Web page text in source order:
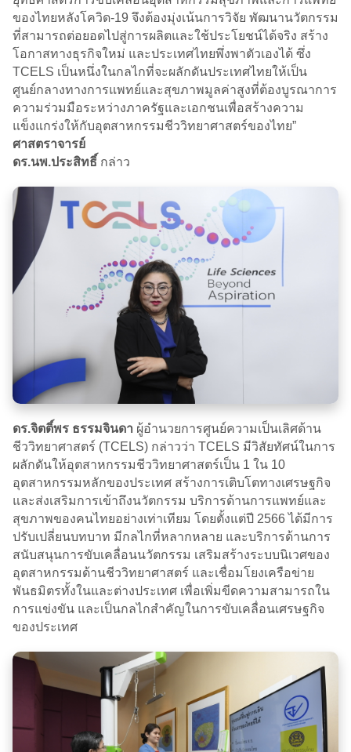
ของไทยหลังโควิด-19 จึงต้องมุ่งเน้นการวิจัย พัฒนานวัตกรรม
ที่สามารถต่อยอดไปสู่การผลิตและใช้ประโยชน์ได้จริง สร้าง
โอกาสทางธุรกิจใหม่ และประเทศไทยพึ่งพาตัวเองได้ ซึ่ง
TCELS เป็นหนึ่งในกลไกที่จะผลักดันประเทศไทยให้เป็น
ศูนย์กลางทางการแพทย์และสุขภาพมูลค่าสูงที่ต้องบูรณาการ
ความร่วมมือระหว่างภาครัฐและเอกชนเพื่อสร้างความ
แข็งแกร่งให้กับอุตสาหกรรมชีววิทยาศาสตร์ของไทย”
ศาสตราจารย์
ดร.นพ.ประสิทธิ์ กล่าว
ดร.จิตติ์พร ธรรมจินดา ผู้อำนวยการศูนย์ความเป็นเลิศด้าน
ชีววิทยาศาสตร์ (TCELS) กล่าวว่า TCELS มีวิสัยทัศน์ในการ
ผลักดันให้อุตสาหกรรมชีววิทยาศาสตร์เป็น 1 ใน 10
อุตสาหกรรมหลักของประเทศ สร้างการเติบโตทางเศรษฐกิจ
และส่งเสริมการเข้าถึงนวัตกรรม บริการด้านการแพทย์และ
สุขภาพของคนไทยอย่างเท่าเทียม โดยตั้งแต่ปี 2566 ได้มีการ
ปรับเปลี่ยนบทบาท มีกลไกที่หลากหลาย และบริการด้านการ
สนับสนุนการขับเคลื่อนนวัตกรรม เสริมสร้างระบบนิเวศของ
อุตสาหกรรมด้านชีววิทยาศาสตร์ และเชื่อมโยงเครือข่าย
พันธมิตรทั้งในและต่างประเทศ เพื่อเพิ่มขีดความสามารถใน
การแข่งขัน และเป็นกลไกสำคัญในการขับเคลื่อนเศรษฐกิจ
ของประเทศ